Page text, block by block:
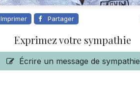
Imprimer Partager
Exprimez votre sympathie
Écrire un message de sympathie